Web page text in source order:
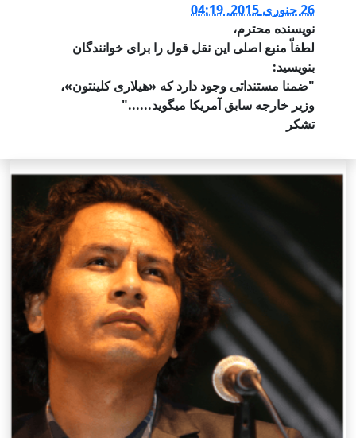
26 جنوری 2015, 04:19
نویسنده محترم،
لطفاّ منبع اصلی این نقل قول را برای خوانندگان
بنویسید:
"ضمنا مستنداتی وجود دارد که «هیلاری کلینتون»،
وزیر خارجه سابق آمریکا میگوید......"
تشکر